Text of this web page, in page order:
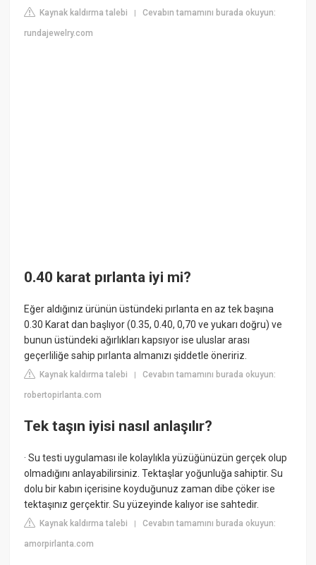
Kaynak kaldırma talebi |Cevabın tamamını burada okuyun:
rundajewelry.com
0.40 karat pırlanta iyi mi?
Eğer aldığınız ürünün üstündeki pırlanta en az tek başına
0.30 Karat dan başlıyor (0.35, 0.40, 0,70 ve yukarı doğru) ve
bunun üstündeki ağırlıkları kapsıyor ise uluslar arası
geçerliliğe sahip pırlanta almanızı şiddetle öneririz.
Kaynak kaldırma talebi |Cevabın tamamını burada okuyun:
robertopirlanta.com
Tek taşın iyisi nasıl anlaşılır?
· Su testi uygulaması ile kolaylıkla yüzüğünüzün gerçek olup
olmadığını anlayabilirsiniz. Tektaşlar yoğunluğa sahiptir. Su
dolu bir kabın içerisine koyduğunuz zaman dibe çöker ise
tektaşınız gerçektir. Su yüzeyinde kalıyor ise sahtedir.
Kaynak kaldırma talebi |Cevabın tamamını burada okuyun:
amorpirlanta.com